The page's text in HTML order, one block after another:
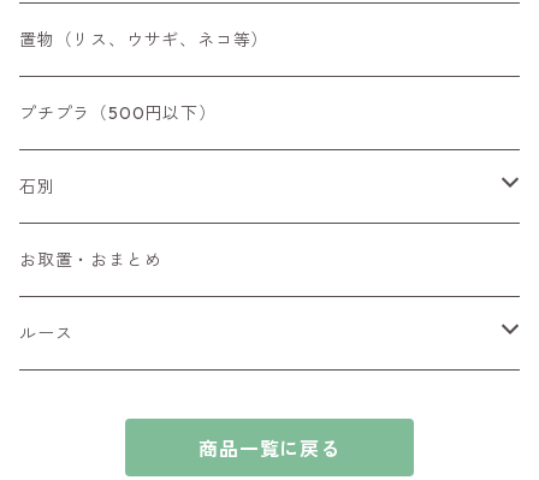
空枠
リング
ペンダントトップ
ブローチ
チャーム
置物（リス、ウサギ、ネコ等）
プチプラ（500円以下）
石別
アイオライト
アウイナイト
お取置・おまとめ
ルース
商品一覧に戻る